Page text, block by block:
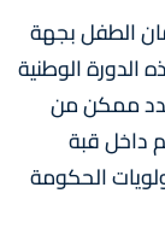
الطفل بجهة
الدورة الوطنية
ممكن من
داخل قبة
الحكومة